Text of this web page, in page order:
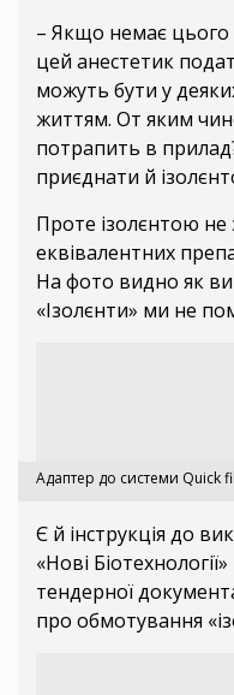
– Якщо немає
цей анестетик
можуть бути у
життям. От яким
потрапить в
приєднати й
Проте ізолєнтою
еквівалентних
На фото видно як
«Ізолєнти» ми не
Адаптер до системи Quick
Є й інструкція до
«Нові
тендерної
про обмотування